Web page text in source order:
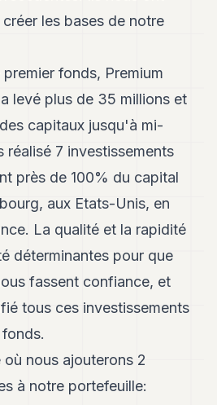
les bases de notre
fonds, Premium
levé plus de 35 millions et
capitaux jusqu'à mi-
réalisé 7 investissements
près de 100% du capital
aux Etats-Unis, en
La qualité et la rapidité
déterminantes pour que
fassent confiance, et
tous ces investissements
nous ajouterons 2
à notre portefeuille: